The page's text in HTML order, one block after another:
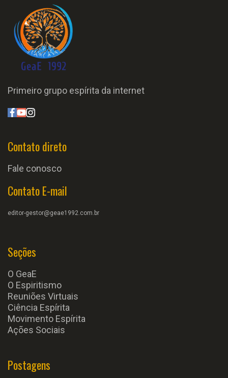
Primeiro grupo espírita da internet
Contato direto
Fale conosco
Contato E-mail
editor-gestor@geae1992.com.br
Seções
O GeaE
O Espiritismo
Reuniões Virtuais
Ciência Espírita
Movimento Espírita
Ações Sociais
Postagens